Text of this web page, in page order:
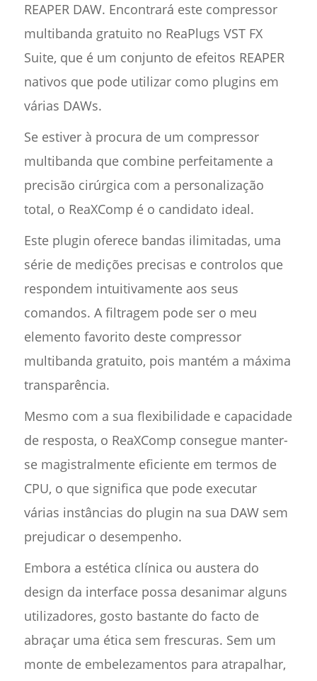
REAPER DAW. Encontrará este compressor
multibanda gratuito no ReaPlugs VST FX
Suite, que é um conjunto de efeitos REAPER
nativos que pode utilizar como plugins em
várias DAWs.
Se estiver à procura de um compressor
multibanda que combine perfeitamente a
precisão cirúrgica com a personalização
total, o ReaXComp é o candidato ideal.
Este plugin oferece bandas ilimitadas, uma
série de medições precisas e controlos que
respondem intuitivamente aos seus
comandos. A filtragem pode ser o meu
elemento favorito deste compressor
multibanda gratuito, pois mantém a máxima
transparência.
Mesmo com a sua flexibilidade e capacidade
de resposta, o ReaXComp consegue manter-
se magistralmente eficiente em termos de
CPU, o que significa que pode executar
várias instâncias do plugin na sua DAW sem
prejudicar o desempenho.
Embora a estética clínica ou austera do
design da interface possa desanimar alguns
utilizadores, gosto bastante do facto de
abraçar uma ética sem frescuras. Sem um
monte de embelezamentos para atrapalhar,